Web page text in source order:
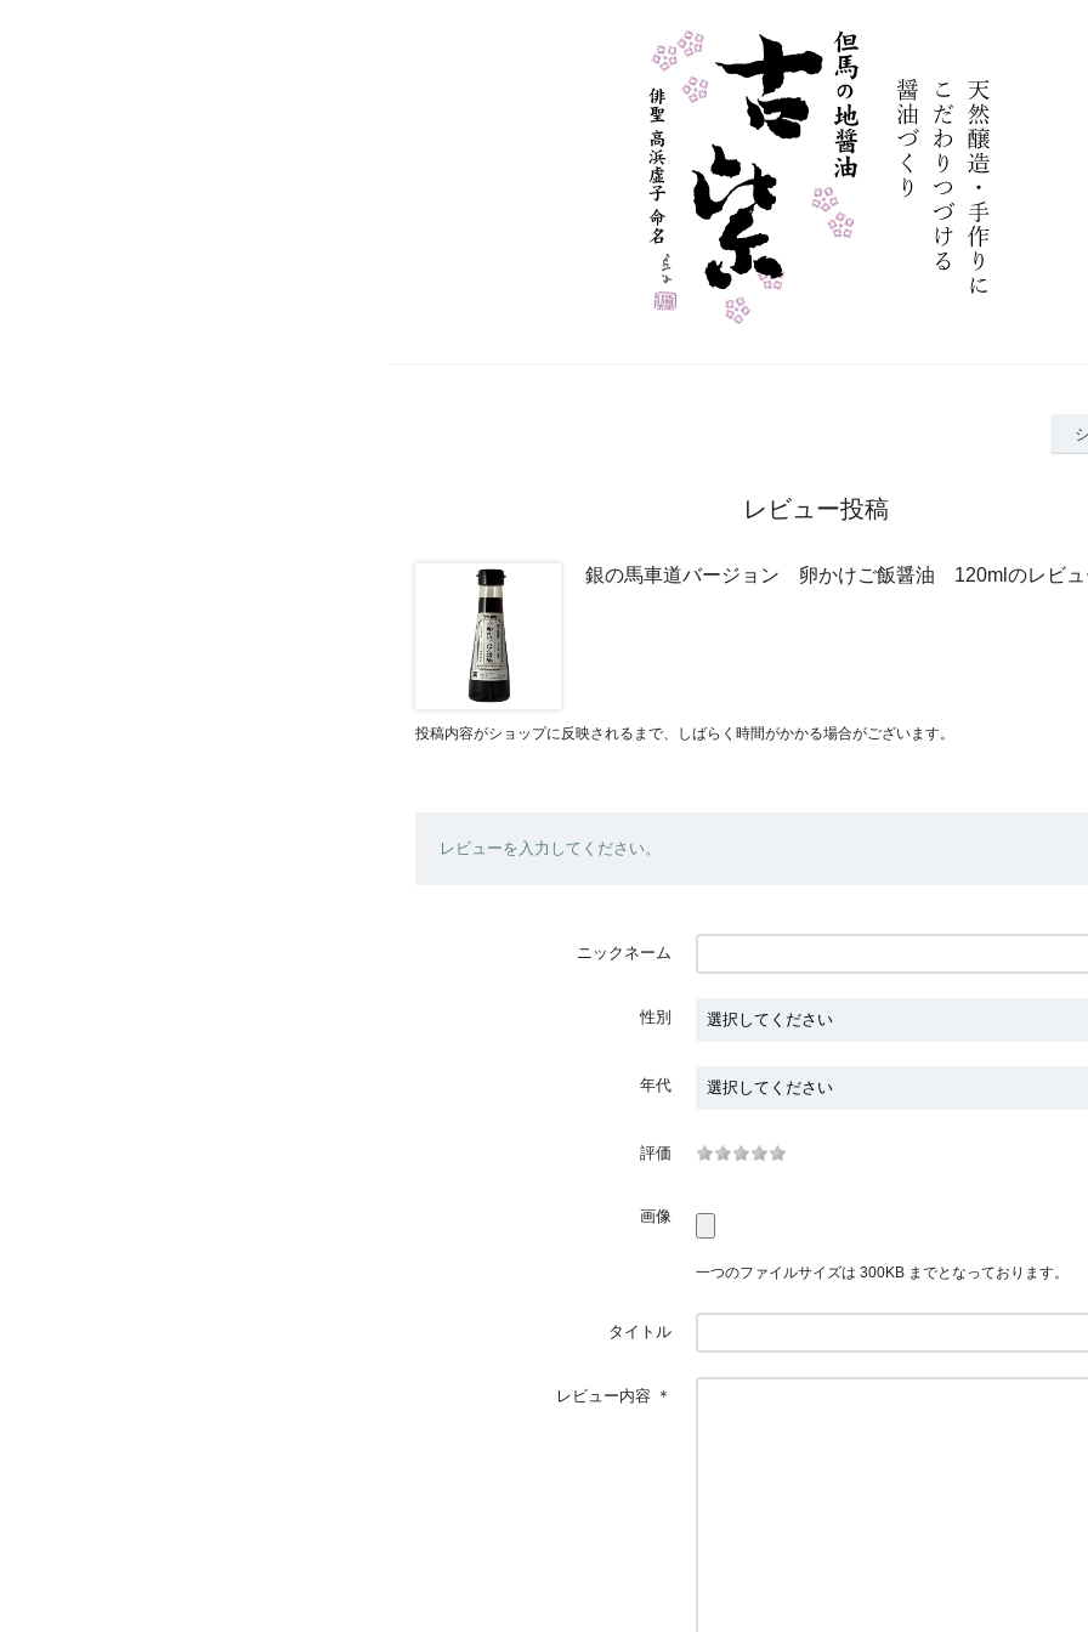
レビュー投稿
銀の馬車道バージョン 卵かけご飯醤油 120mlのレビュ
投稿内容がショップに反映されるまで、しばらく時間がかかる場合がございます。
レビューを入力してください。
ニックネーム
性別
年代
評価
画像
一つのファイルサイズは 300KB までとなっております。
タイトル
レビュー内容 ＊